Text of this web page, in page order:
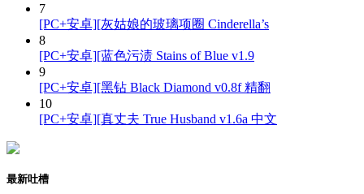
7
[PC+安卓][灰姑娘的玻璃项圈 Cinderella’s
8
[PC+安卓][蓝色污渍 Stains of Blue v1.9
9
[PC+安卓][黑钻 Black Diamond v0.8f 精翻
10
[PC+安卓][真丈夫 True Husband v1.6a 中文
最新吐槽